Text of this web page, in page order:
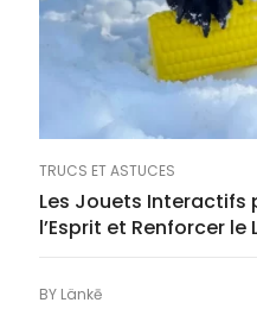
TRUCS ET ASTUCES
Les Jouets Interactifs
l’Esprit et Renforcer le
BY Länkē